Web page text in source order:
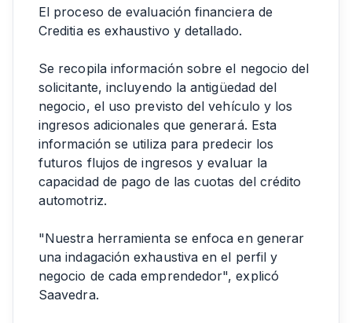
El proceso de evaluación financiera de
Creditia es exhaustivo y detallado.
Se recopila información sobre el negocio del
solicitante, incluyendo la antigüedad del
negocio, el uso previsto del vehículo y los
ingresos adicionales que generará. Esta
información se utiliza para predecir los
futuros flujos de ingresos y evaluar la
capacidad de pago de las cuotas del crédito
automotriz.
"Nuestra herramienta se enfoca en generar
una indagación exhaustiva en el perfil y
negocio de cada emprendedor", explicó
Saavedra.